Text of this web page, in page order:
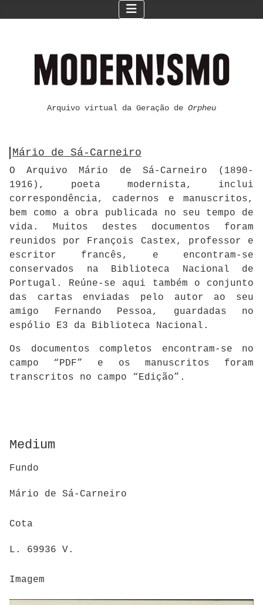
Arquivo virtual da Geração de Orpheu
Mário de Sá-Carneiro
O Arquivo Mário de Sá-Carneiro (1890-
1916), poeta modernista, inclui
correspondência, cadernos e manuscritos,
bem como a obra publicada no seu tempo de
vida. Muitos destes documentos foram
reunidos por François Castex, professor e
escritor francês, e encontram-se
conservados na Biblioteca Nacional de
Portugal. Reúne-se aqui também o conjunto
das cartas enviadas pelo autor ao seu
amigo Fernando Pessoa, guardadas no
espólio E3 da Biblioteca Nacional.
Os documentos completos encontram-se no
campo “PDF” e os manuscritos foram
transcritos no campo “Edição”.
Medium
Fundo
Mário de Sá-Carneiro
Cota
L. 69936 V.
Imagem